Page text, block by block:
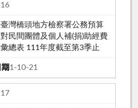
16
臺灣橋頭地方檢察署公務預算
對民間團體及個人補(捐)助經費
彙總表 111年度截至第3季止
111-10-21
17